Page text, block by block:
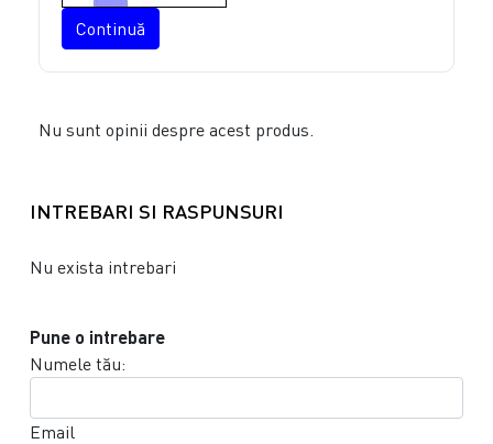
Continuă
Nu sunt opinii despre acest produs.
INTREBARI SI RASPUNSURI
Nu exista intrebari
Pune o intrebare
Numele tău:
Email